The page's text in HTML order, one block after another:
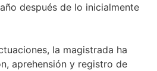
después de lo inicialmente
la magistrada ha
aprehensión y registro de